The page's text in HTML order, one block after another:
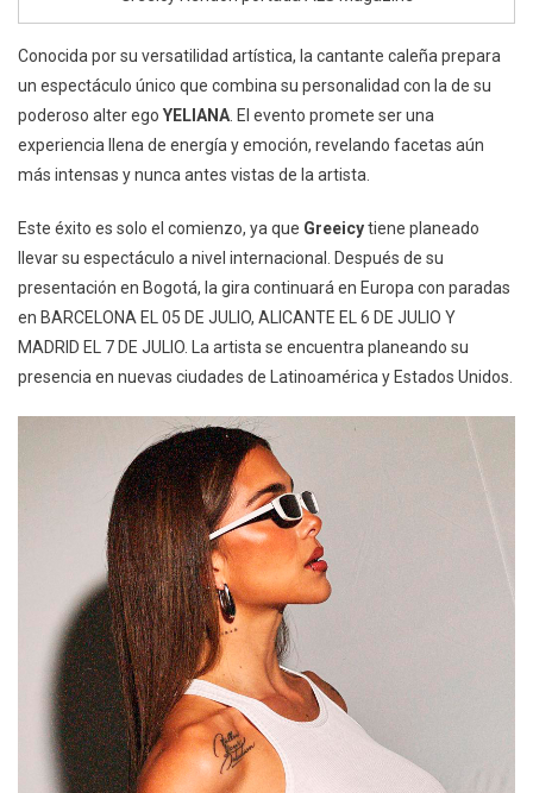
Conocida por su versatilidad artística, la cantante caleña prepara
un espectáculo único que combina su personalidad con la de su
poderoso alter ego YELIANA . El evento promete ser una
experiencia llena de energía y emoción, revelando facetas aún
más intensas y nunca antes vistas de la artista.
Este éxito es solo el comienzo, ya que Greeicytiene planeado
llevar su espectáculo a nivel internacional. Después de su
presentación en Bogotá, la gira continuará en Europa con paradas
en BARCELONA EL 05 DE JULIO, ALICANTE EL 6 DE JULIO Y
MADRID EL 7 DE JULIO. La artista se encuentra planeando su
presencia en nuevas ciudades de Latinoamérica y Estados Unidos.